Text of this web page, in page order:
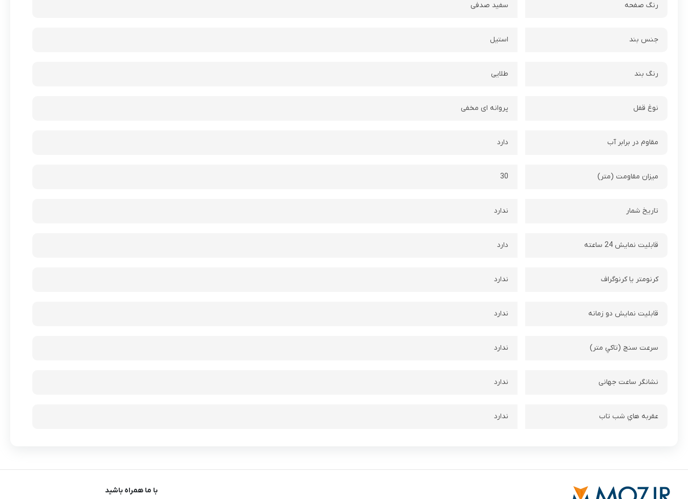
رنگ صفحه سفید صدفی
جنس بند استیل
رنگ بند طلایی
نوغ قفل پروانه ای مخفی
مقاوم در برابر آب دارد
ميزان مقاومت (متر) 30
تاريخ شمار ندارد
قابليت نمايش 24 ساعته دارد
کرنومتر يا کرنوگراف ندارد
قابليت نمايش دو زمانه ندارد
سرعت سنج (تاکي متر) ندارد
نشانگر ساعت جهانی ندارد
عقربه هاي شب تاب ندارد
با ما همراه باشید